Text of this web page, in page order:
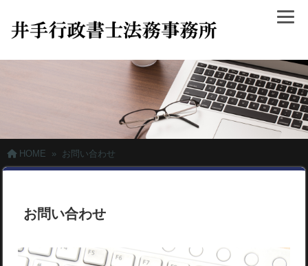
HOME » お問い合わせ
お問い合わせ